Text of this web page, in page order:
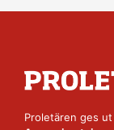
Proletären ges ut